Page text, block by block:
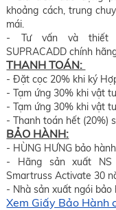
khoảng cách, trung
mái.
- Tư vấn và thiết
SUPRACADD chính
THANH TOÁN:
- Đặt cọc 20% khi ký
- Tạm ứng 30% khi vật
- Tạm ứng 30% khi vật
- Thanh toán hết (20%)
BẢO HÀNH:
- HÙNG HƯNG bảo
- Hãng sản xuất NS
Smartruss Activate 30
- Nhà sản xuất ngói bảo
Xem Giấy Bảo Hành